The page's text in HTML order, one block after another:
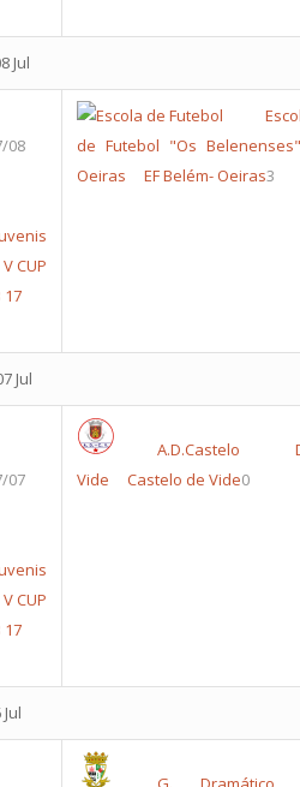
Jul
08
CUP
17
de Futebol "Os
Oeiras
EF Belém- Oeiras3
Jul
07
CUP
17
A.D.Castelo
Vide
Castelo de Vide0